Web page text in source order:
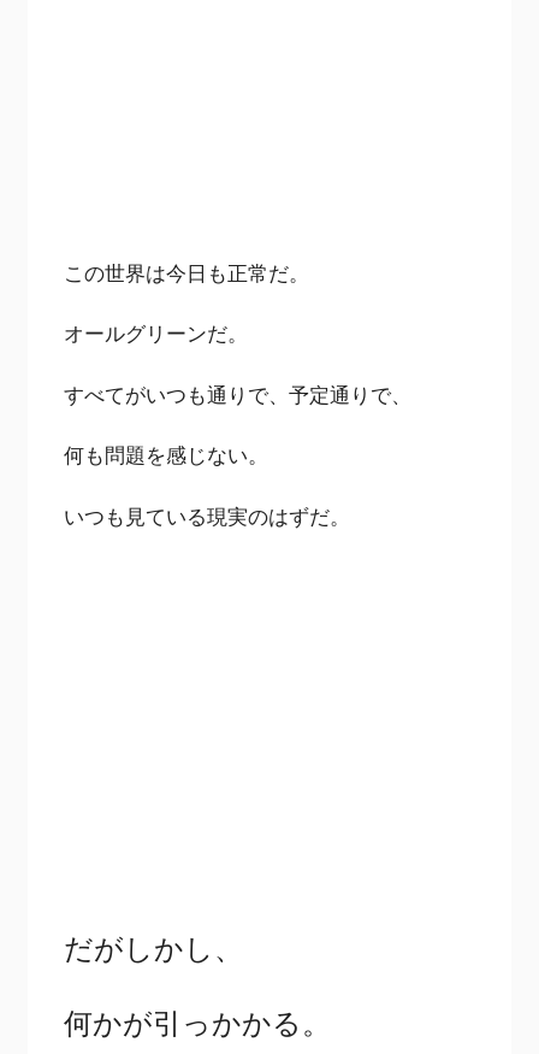
この世界は今日も正常だ。
オールグリーンだ。
すべてがいつも通りで、予定通りで、
何も問題を感じない。
いつも見ている現実のはずだ。
だがしかし、
何かが引っかかる。